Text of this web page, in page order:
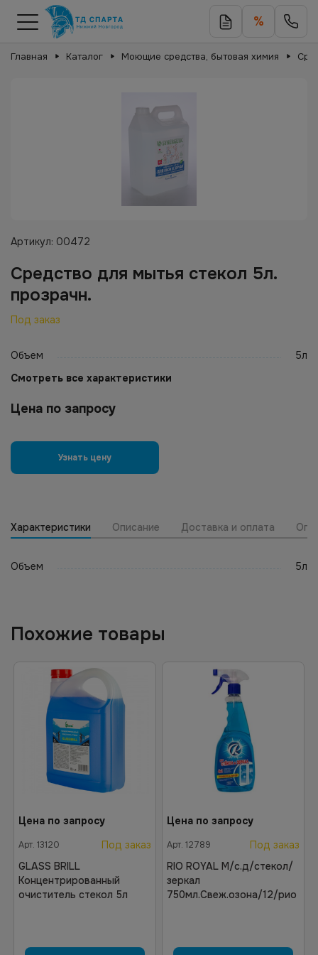
%
Главная Каталог Моющие средства, бытовая химия
Артикул: 00472
Средство для мытья стекол 5л.
прозрачн.
Под заказ
Объем
5л
Смотреть все характеристики
Цена по запросу
Узнать цену
Характеристики Описание Доставка и оплата
Объем 5л
Похожие товары
Цена по запросу
Арт. 13120
Под заказ
GLASS BRILL
Концентрированный
очиститель стекол 5л
Цена по запросу
Арт. 12789
Под заказ
RIO ROYAL М/с.д/стекол/
зеркал
750мл.Свеж.озона/12/рио